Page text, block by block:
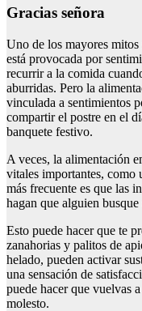
Gracias señora
Uno de los mayores
está provocada por
recurrir a la comida
aburridas. Pero la
vinculada a sentimientos
compartir el postre en el
banquete festivo.
A veces, la alimentación
vitales importantes, como
más frecuente es que las
hagan que alguien
Esto puede hacer que te
zanahorias y palitos de
helado, pueden activar
una sensación de
puede hacer que vuelvas
molesto.